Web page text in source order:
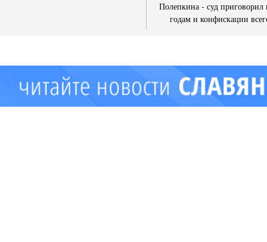
Полепкина - суд приговорил
годам и конфискации